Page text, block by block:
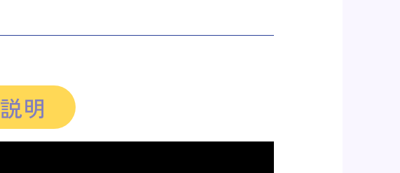
説明